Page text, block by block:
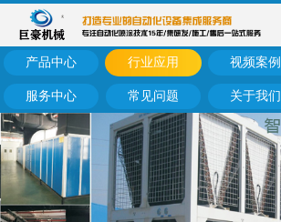
产品中心 行业应用 视频案例
服务中心 常见问题 关于我们